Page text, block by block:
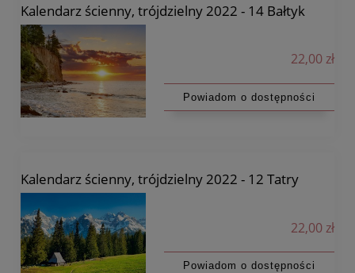
Kalendarz ścienny, trójdzielny 2022 - 14 Bałtyk
22,00 zł
Powiadom o dostępności
Kalendarz ścienny, trójdzielny 2022 - 12 Tatry
22,00 zł
Powiadom o dostępności